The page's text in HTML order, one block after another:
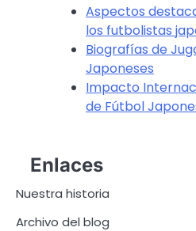
Aspectos
los futbolistas
Biografías de
Japoneses
Impacto
de Fútbol
Enlaces
Nuestra historia
Archivo del blog